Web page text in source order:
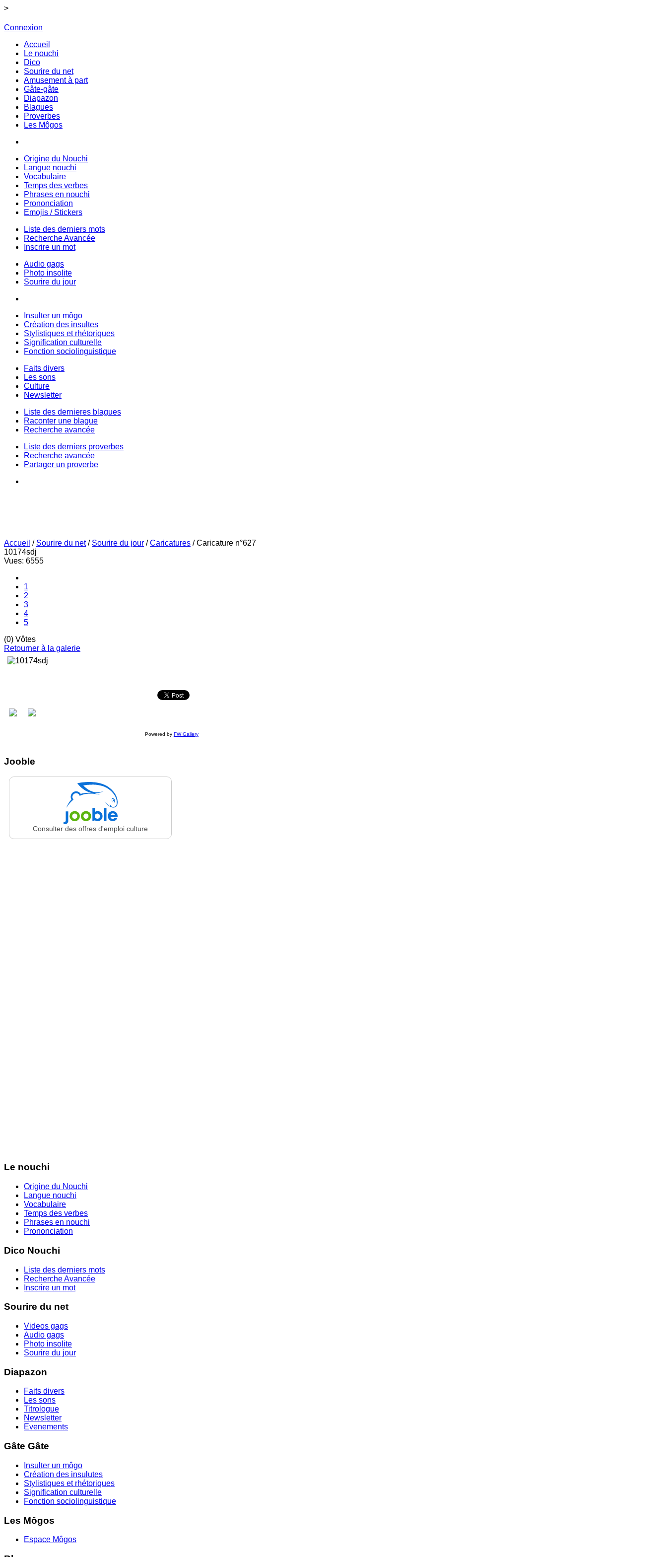
>
Connexion
Accueil
Le nouchi
Dico
Sourire du net
Amusement à part
Gâte-gâte
Diapazon
Blagues
Proverbes
Les Môgos
Origine du Nouchi
Langue nouchi
Vocabulaire
Temps des verbes
Phrases en nouchi
Prononciation
Emojis / Stickers
Liste des derniers mots
Recherche Avancée
Inscrire un mot
Audio gags
Photo insolite
Sourire du jour
Insulter un môgo
Création des insultes
Stylistiques et rhétoriques
Signification culturelle
Fonction sociolinguistique
Faits divers
Les sons
Culture
Newsletter
Liste des dernieres blagues
Raconter une blague
Recherche avancée
Liste des derniers proverbes
Recherche avancée
Partager un proverbe
Accueil / Sourire du net / Sourire du jour /Caricatures /Caricature n°627
10174sdj
Vues: 6555
1
2
3
4
5
(0) Vôtes
Retourner à la galerie
Powered by FW Gallery
Jooble
Consulter des offres d'emploi culture
Le nouchi
Origine du Nouchi
Langue nouchi
Vocabulaire
Temps des verbes
Phrases en nouchi
Prononciation
Dico Nouchi
Liste des derniers mots
Recherche Avancée
Inscrire un mot
Sourire du net
Videos gags
Audio gags
Photo insolite
Sourire du jour
Diapazon
Faits divers
Les sons
Titrologue
Newsletter
Evenements
Gâte Gâte
Insulter un môgo
Création des insulutes
Stylistiques et rhétoriques
Signification culturelle
Fonction sociolinguistique
Les Môgos
Espace Môgos